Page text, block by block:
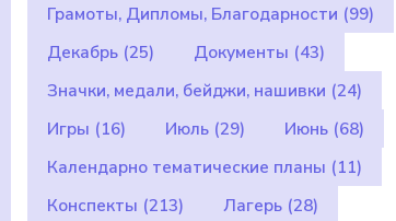
Грамоты, Дипломы, Благодарности (99)
Декабрь (25) Документы (43)
Значки, медали, бейджи, нашивки (24)
Игры (16) Июль (29) Июнь (68)
Календарно тематические планы (11)
Конспекты (213) Лагерь (28)